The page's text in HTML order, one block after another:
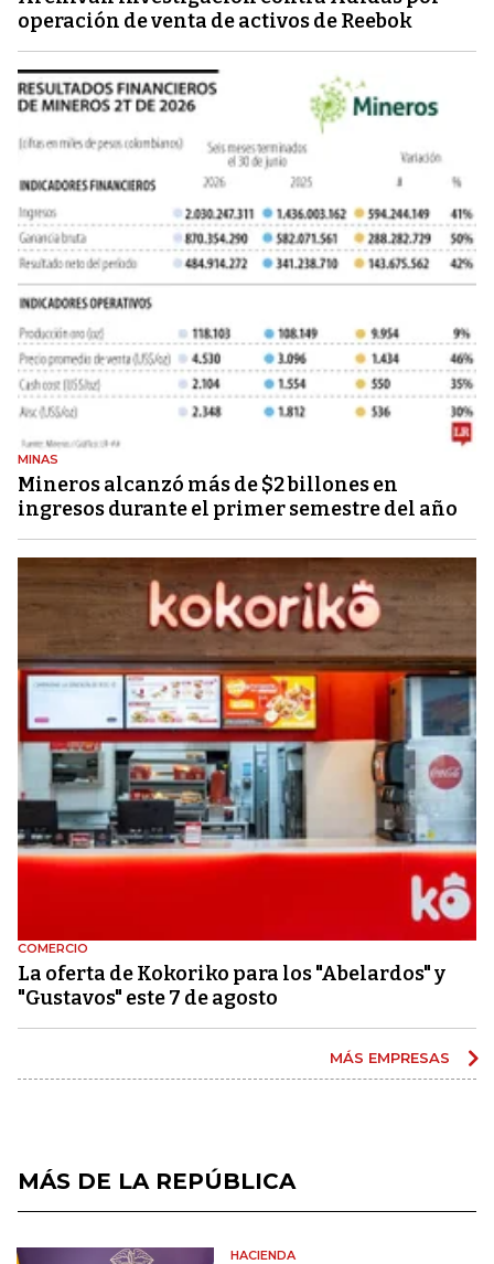
operación de venta de activos de Reebok
MINAS
Mineros alcanzó más de $2 billones en
ingresos durante el primer semestre del año
COMERCIO
La oferta de Kokoriko para los "Abelardos" y
"Gustavos" este 7 de agosto
MÁS EMPRESAS
MÁS DE LA REPÚBLICA
HACIENDA